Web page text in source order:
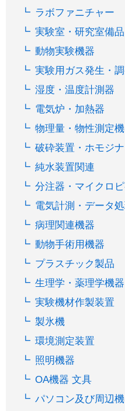
ラボファニチャー
実験室・研究室備品
動物実験機器
実験用ガス発生・
湿度・温度計測器
電気炉・加熱器
物理量・物性測定
破砕装置・ホモジ
純水装置関連
分注器・マイクロ
電気計測・データ
病理関連機器
動物手術用機器
プラスチック製品
生理学・薬理学機器
実験機材作製装置
製氷機
環境測定装置
照明機器
OA機器 文具
パソコン及び周辺